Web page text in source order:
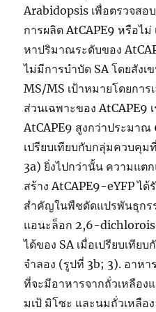
Arabidopsis เพื่อตรวจสอ
การผลิต AtCAPE9 หรือไม่
หาปริมาณระดับของ
ไม่มีการบำบัด SA โดยสัง
MS/MS เป้าหมายโดยกา
ส่วนเฉพาะของ AtCAPE9
AtCAPE9 สูงกว่าประมาณ
เปรียบเทียบกับกลุ่มควบคุม
3a) ยิ่งไปกว่านั้น ความแต
สร้าง AtCAPE9-eYFP ไ
สำคัญในพืชดัดแปรพันธุกร
แอนะล็อก 2,6-
ได้ของ SA เมื่อเปรียบเทีย
จำลอง (รูปที่ 3b; 3). อาหา
ที่จะมีอาหารจากถั่วเหลือง
มเป้ มิโซะ และนมถั่วเหลื